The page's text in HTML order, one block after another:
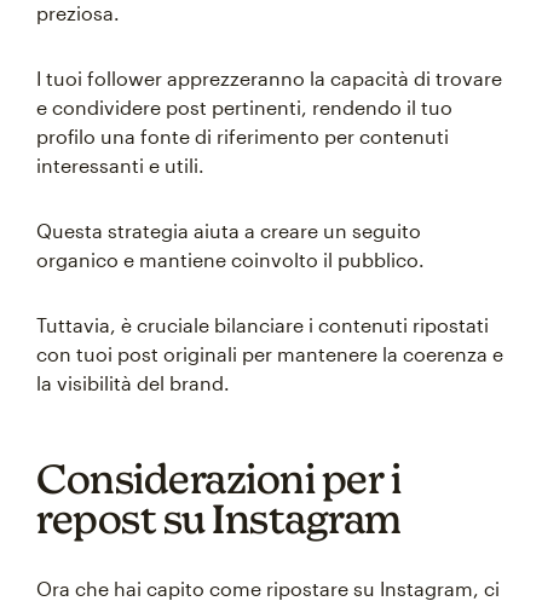
preziosa.
I tuoi follower apprezzeranno la capacità di trovare
e condividere post pertinenti, rendendo il tuo
profilo una fonte di riferimento per contenuti
interessanti e utili.
Questa strategia aiuta a creare un seguito
organico e mantiene coinvolto il pubblico.
Tuttavia, è cruciale bilanciare i contenuti ripostati
con tuoi post originali per mantenere la coerenza e
la visibilità del brand.
Considerazioni per i
repost su Instagram
Ora che hai capito come ripostare su Instagram, ci